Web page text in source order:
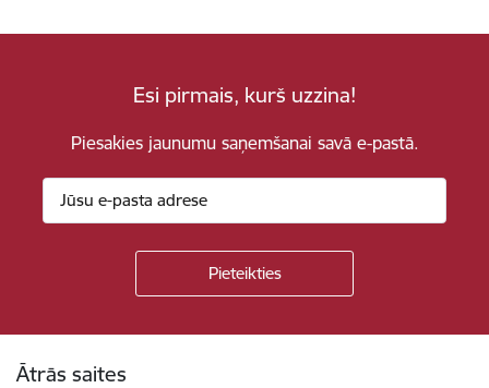
Esi pirmais, kurš uzzina!
Piesakies jaunumu saņemšanai savā e-pastā.
Ātrās saites